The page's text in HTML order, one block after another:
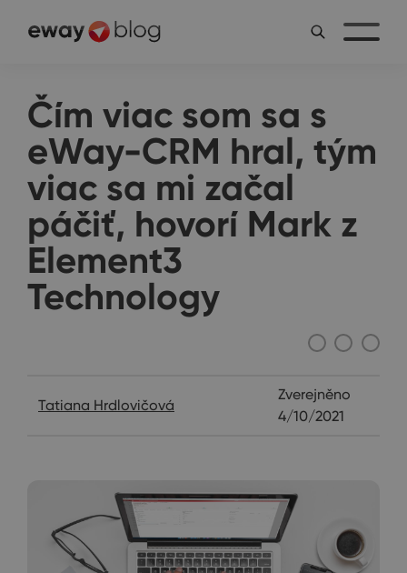
Čím viac som sa s
eWay-CRM hral, tým
viac sa mi začal
páčiť, hovorí Mark z
Element3
Technology
Tatiana Hrdlovičová
Zverejněno
4/10/2021